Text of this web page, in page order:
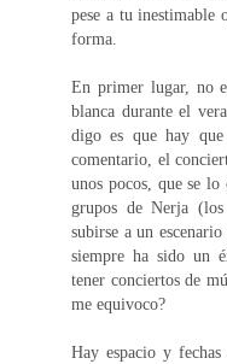
pese a tu inestimable
forma.
En primer lugar, no
blanca durante el
digo es que hay
comentario, el
unos pocos, que se
grupos de Nerja
subirse a un
siempre ha sido un
tener conciertos de
me equivoco?
Hay espacio y